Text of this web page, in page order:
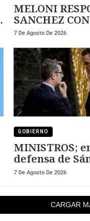
MELONI
SANCHEZ CON
DUREZA
7 De Agosto De 2026
GOBIERNO
MINISTROS;
defensa de
7 De Agosto De 2026
CARGAR